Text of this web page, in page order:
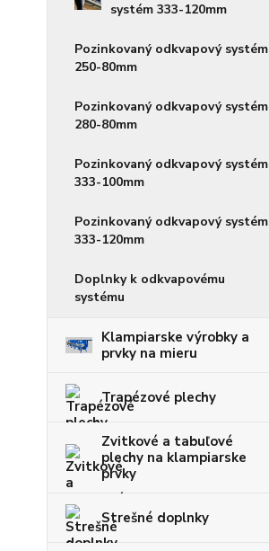
systém 333-120mm
Pozinkovaný odkvapový systém
250-80mm
Pozinkovaný odkvapový systém
280-80mm
Pozinkovaný odkvapový systém
333-100mm
Pozinkovaný odkvapový systém
333-120mm
Doplnky k odkvapovému
systému
Klampiarske výrobky a
prvky na mieru
Trapézové plechy
Zvitkové a tabuľové
plechy na klampiarske
prvky
Strešné doplnky